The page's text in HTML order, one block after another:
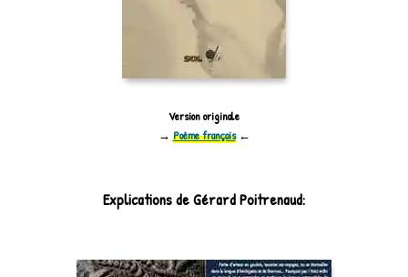
Version originale
→ Poème français←
Explications de Gérard Poitrenaud: